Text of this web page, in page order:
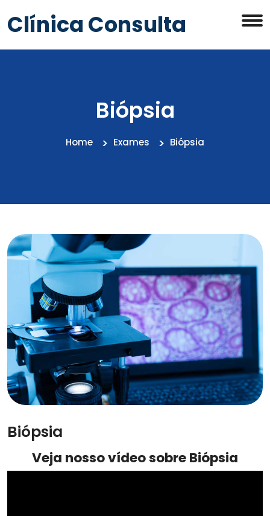
Clínica Consulta
Biópsia
Home Exames Biópsia
Biópsia
Veja nosso vídeo sobre Biópsia